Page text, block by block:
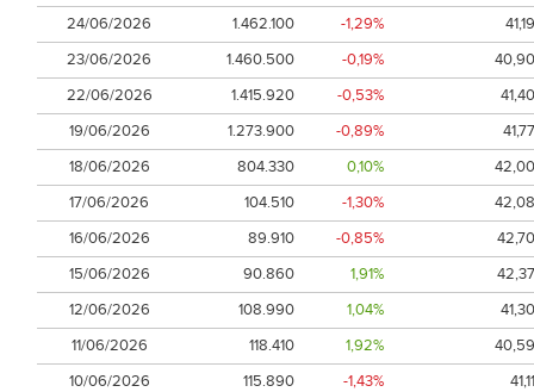
24/06/2026
1.462.100 -1,29%
41,19
23/06/2026
1.460.500 -0,19%
40,90
22/06/2026
1.415.920 -0,53%
41,40
19/06/2026
1.273.900 -0,89%
41,77
18/06/2026
804.330 0,10%
42,00
17/06/2026
104.510 -1,30%
42,08
16/06/2026
89.910 -0,85%
42,70
15/06/2026
90.860 1,91%
42,37
12/06/2026
108.990 1,04%
41,30
11/06/2026
118.410 1,92%
40,59
10/06/2026
115.890 -1,43%
41,11